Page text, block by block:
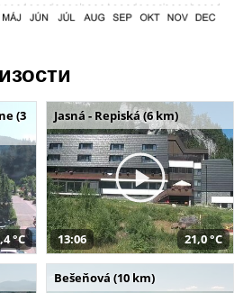
(3
°C
Jasná - Repiská (6 km)
13:06 21,0 °C
Bešeňová (10 km)